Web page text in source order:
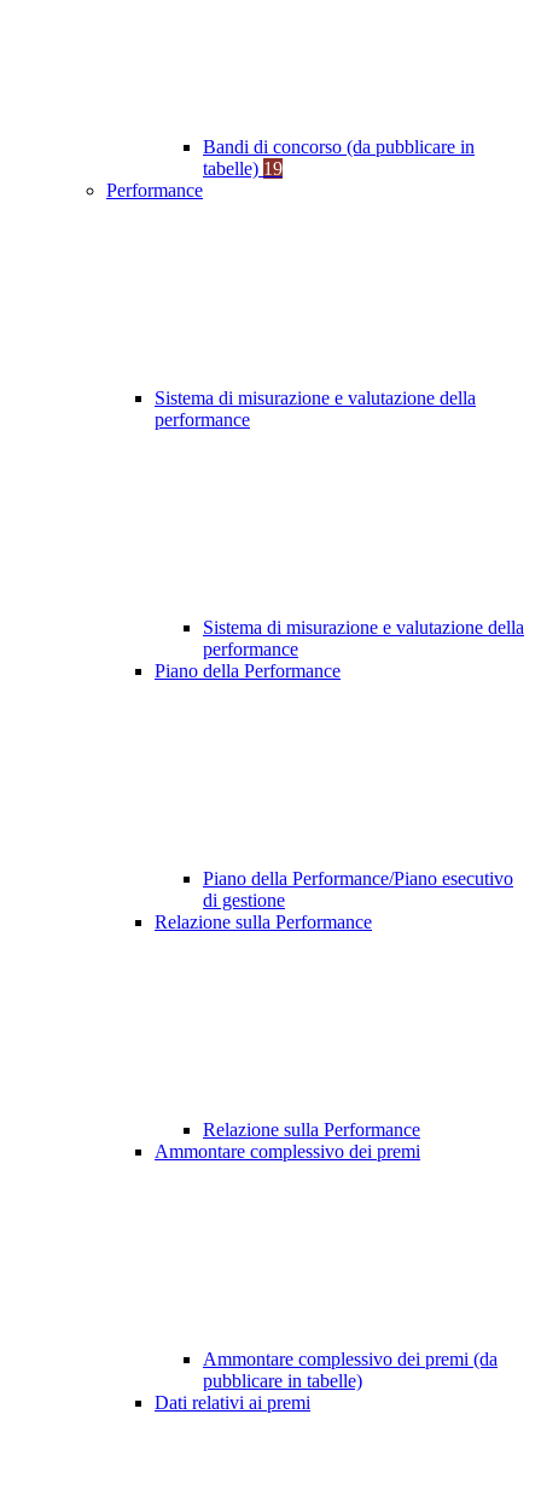
Bandi di concorso (da pubblicare in
tabelle) 19
Performance
Sistema di misurazione e valutazione della
performance
Sistema di misurazione e valutazione della
performance
Piano della Performance
Piano della Performance/Piano esecutivo
di gestione
Relazione sulla Performance
Relazione sulla Performance
Ammontare complessivo dei premi
Ammontare complessivo dei premi (da
pubblicare in tabelle)
Dati relativi ai premi